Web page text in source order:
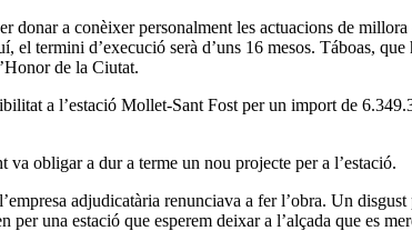
a conèixer personalment les actuacions de
termini d’execució serà d’uns 16 mesos. Táboas,
de la Ciutat.
a l’estació Mollet-Sant Fost per un import de
obligar a dur a terme un nou projecte per a l’estació.
adjudicatària renunciava a fer l’obra. Un
una estació que esperem deixar a l’alçada que es